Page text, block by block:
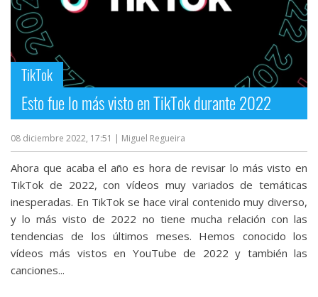
TikTok
Esto fue lo más visto en TikTok durante 2022
08 diciembre 2022, 17:51 | Miguel Regueira
Ahora que acaba el año es hora de revisar lo más visto en
TikTok de 2022, con vídeos muy variados de temáticas
inesperadas. En TikTok se hace viral contenido muy diverso,
y lo más visto de 2022 no tiene mucha relación con las
tendencias de los últimos meses. Hemos conocido los
vídeos más vistos en YouTube de 2022 y también las
canciones...